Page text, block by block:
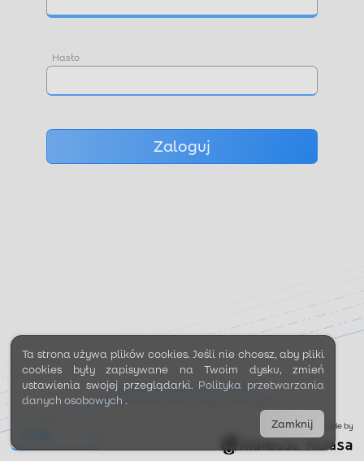
Hasło
Zaloguj
Regulamin korzystania z aplikacji
Polityka przetwarzania danych osobowych
made by
Ta strona używa plików cookies. Jeśli nie chcesz, aby pliki
cookies były zapisywane na Twoim dysku, zmień
ustawienia swojej przeglądarki. Polityka przetwarzania
danych osobowych .
Zamknij